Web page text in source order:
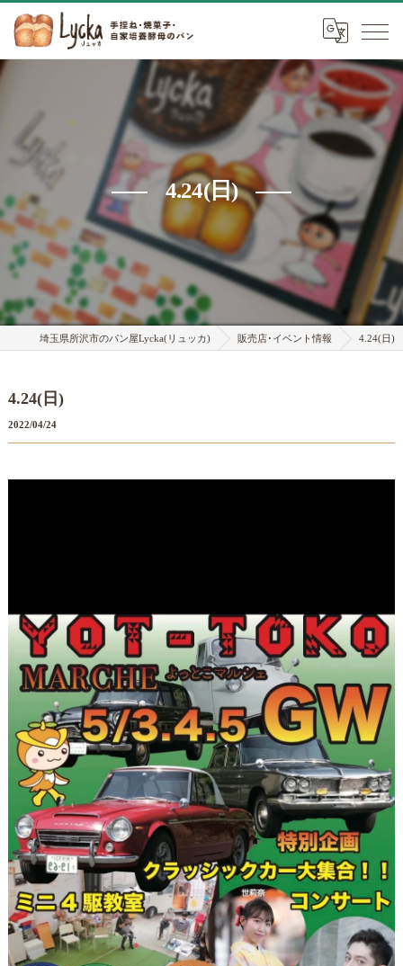
4.24(日)
埼玉県所沢市のパン屋Lycka(リュッカ) 販売店･イベント情報 4.24(日)
4.24(日)
2022/04/24